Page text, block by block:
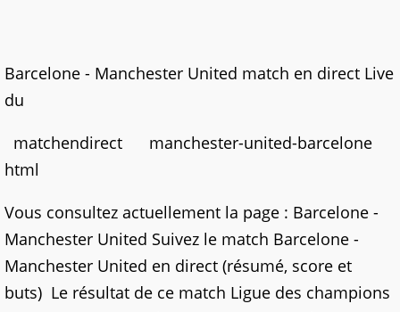
Barcelone - Manchester United match en direct Live
du
matchendirect manchester-united-barcelone
html
Vous consultez actuellement la page : Barcelone -
Manchester United Suivez le match Barcelone -
Manchester United en direct (résumé, score et
buts) Le résultat de ce match Ligue des champions